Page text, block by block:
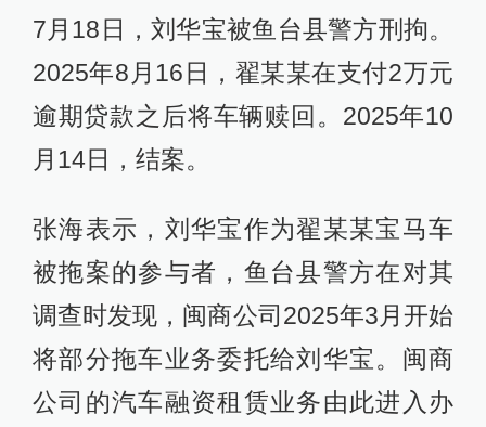
7月18日，刘华宝被鱼台县警方刑拘。
2025年8月16日，翟某某在支付2万元
逾期贷款之后将车辆赎回。2025年10
月14日，结案。
张海表示，刘华宝作为翟某某宝马车
被拖案的参与者，鱼台县警方在对其
调查时发现，闽商公司2025年3月开始
将部分拖车业务委托给刘华宝。闽商
公司的汽车融资租赁业务由此进入办